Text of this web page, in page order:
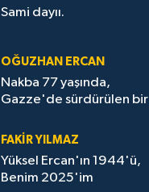
Sami dayıı.
OĞUZHAN ERCAN
Nakba 77 yaşında,
Gazze'de sürdürülen bir
FAKİR YILMAZ
Yüksel Ercan'ın 1944'ü,
Benim 2025'im